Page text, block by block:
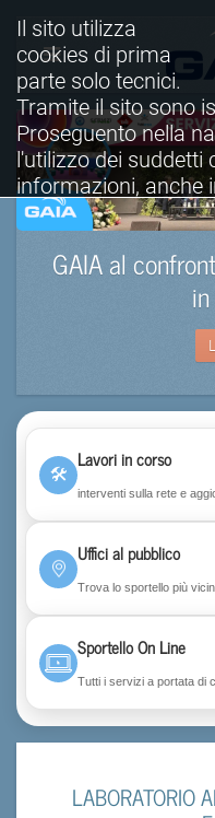
GAIA al
🛠
Lavori in corso
interventi sulla rete e
Uffici al pubblico
Trova lo sportello più
Sportello On Line
Tutti i servizi a portata di
Il sito utilizza
cookies di prima
parte solo tecnici.
Tramite il sito sono
Proseguento nella
l'utilizzo dei suddetti
informazioni, anche
è possibile
completa.
Visualizza